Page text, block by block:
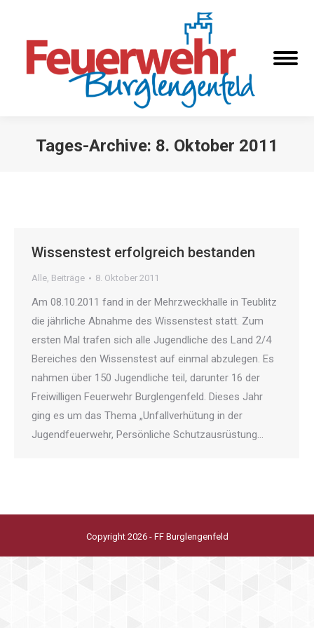
Tages-Archive: 8. Oktober 2011
Wissenstest erfolgreich bestanden
Alle, Beiträge 8. Oktober 2011
Am 08.10.2011 fand in der Mehrzweckhalle in Teublitz
die jährliche Abnahme des Wissenstest statt. Zum
ersten Mal trafen sich alle Jugendliche des Land 2/4
Bereiches den Wissenstest auf einmal abzulegen. Es
nahmen über 150 Jugendliche teil, darunter 16 der
Freiwilligen Feuerwehr Burglengenfeld. Dieses Jahr
ging es um das Thema „Unfallverhütung in der
Jugendfeuerwehr, Persönliche Schutzausrüstung…
Copyright 2026 - FF Burglengenfeld